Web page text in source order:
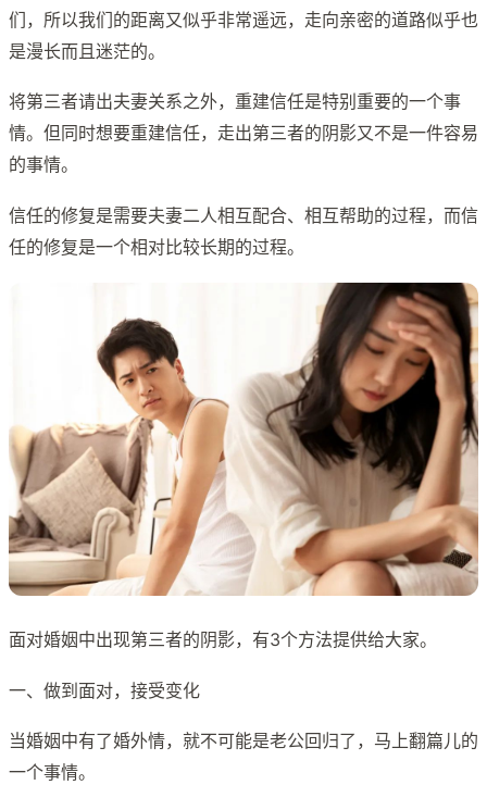
们，所以我们的距离又似乎非常遥远，走向亲密的道路似乎也
是漫长而且迷茫的。
将第三者请出夫妻关系之外，重建信任是特别重要的一个事
情。但同时想要重建信任，走出第三者的阴影又不是一件容易
的事情。
信任的修复是需要夫妻二人相互配合、相互帮助的过程，而信
任的修复是一个相对比较长期的过程。
面对婚姻中出现第三者的阴影，有3个方法提供给大家。
一、做到面对，接受变化
当婚姻中有了婚外情，就不可能是老公回归了，马上翻篇儿的
一个事情。